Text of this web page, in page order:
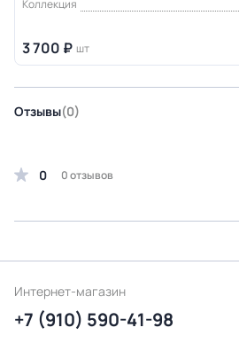
Коллекция
3 700 ₽ шт
Отзывы(0)
0 0 отзывов
Интернет-магазин
+7 (910) 590-41-98